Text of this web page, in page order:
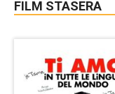
FILM STASERA